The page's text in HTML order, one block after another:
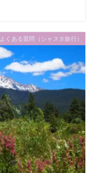
よくある質問（シャスタ旅行）